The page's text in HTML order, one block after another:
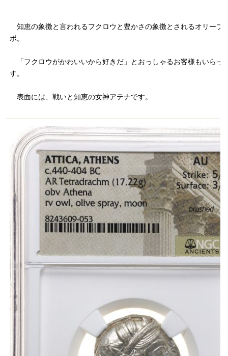
知恵の象徴と言われるフクロウと豊かさの象徴とされるオリーブ
ボ。
「フクロウがかわいいから好きだ」とおっしゃるお客様もいらっ
す。
表面には、戦いと知恵の女神アテナです。